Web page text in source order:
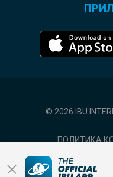
© 2026 IBU
ПОЛИТИКА
УСЛОВИЯ